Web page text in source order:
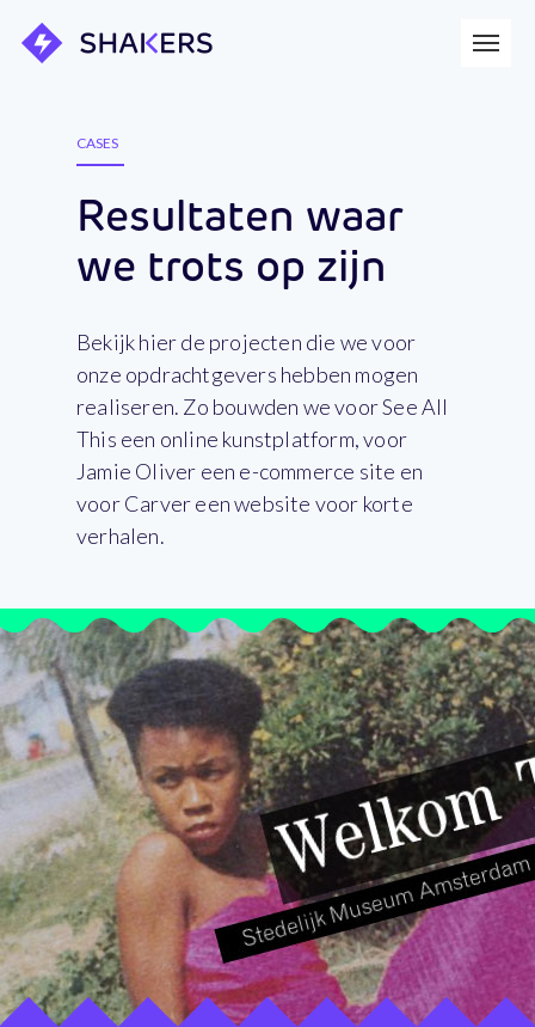
CASES
Resultaten waar
we trots op zijn
Bekijk hier de projecten die we voor
onze opdrachtgevers hebben mogen
realiseren. Zo bouwden we voor See All
This een online kunstplatform, voor
Jamie Oliver een e-commerce site en
voor Carver een website voor korte
verhalen.